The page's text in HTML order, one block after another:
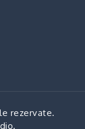
rezervate.
.